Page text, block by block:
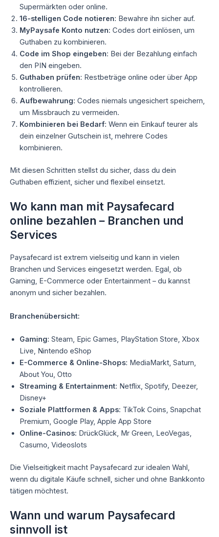
Supermärkten oder online.
16-stelligen Code notieren: Bewahre ihn sicher auf.
MyPaysafe Konto nutzen: Codes dort einlösen, um
Guthaben zu kombinieren.
Code im Shop eingeben: Bei der Bezahlung einfach
den PIN eingeben.
Guthaben prüfen: Restbeträge online oder über App
kontrollieren.
Aufbewahrung: Codes niemals ungesichert speichern,
um Missbrauch zu vermeiden.
Kombinieren bei Bedarf: Wenn ein Einkauf teurer als
dein einzelner Gutschein ist, mehrere Codes
kombinieren.
Mit diesen Schritten stellst du sicher, dass du dein
Guthaben effizient, sicher und flexibel einsetzt.
Wo kann man mit Paysafecard
online bezahlen – Branchen und
Services
Paysafecard ist extrem vielseitig und kann in vielen
Branchen und Services eingesetzt werden. Egal, ob
Gaming, E-Commerce oder Entertainment – du kannst
anonym und sicher bezahlen.
Branchenübersicht:
Gaming: Steam, Epic Games, PlayStation Store, Xbox
Live, Nintendo eShop
E-Commerce & Online-Shops: MediaMarkt, Saturn,
About You, Otto
Streaming & Entertainment: Netflix, Spotify, Deezer,
Disney+
Soziale Plattformen & Apps: TikTok Coins, Snapchat
Premium, Google Play, Apple App Store
Online-Casinos: DrückGlück, Mr Green, LeoVegas,
Casumo, Videoslots
Die Vielseitigkeit macht Paysafecard zur idealen Wahl,
wenn du digitale Käufe schnell, sicher und ohne Bankkonto
tätigen möchtest.
Wann und warum Paysafecard
sinnvoll ist